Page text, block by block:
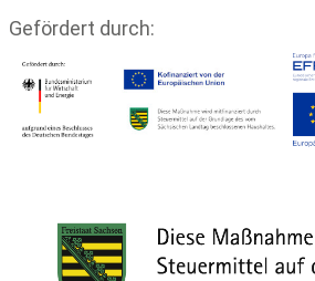
Gefördert durch:
Vertrag widerrufen